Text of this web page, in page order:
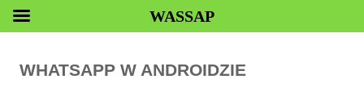
WHATSAPP W ANDROIDZIE
WASSAP